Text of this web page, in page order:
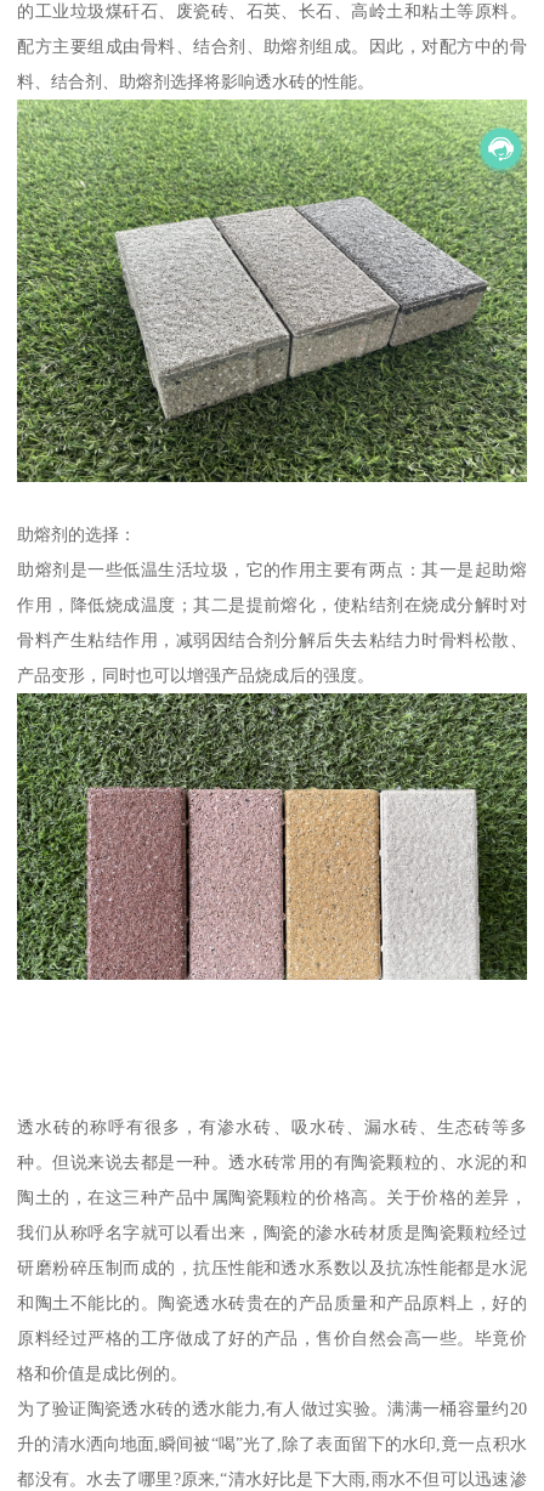
的工业垃圾煤矸石、废瓷砖、石英、长石、高岭土和粘土等原料。
配方主要组成由骨料、结合剂、助熔剂组成。因此，对配方中的骨
料、结合剂、助熔剂选择将影响透水砖的性能。
助熔剂的选择：
助熔剂是一些低温生活垃圾，它的作用主要有两点：其一是起助熔
作用，降低烧成温度；其二是提前熔化，使粘结剂在烧成分解时对
骨料产生粘结作用，减弱因结合剂分解后失去粘结力时骨料松散、
产品变形，同时也可以增强产品烧成后的强度。
透水砖的称呼有很多，有渗水砖、吸水砖、漏水砖、生态砖等多
种。但说来说去都是一种。透水砖常用的有陶瓷颗粒的、水泥的和
陶土的，在这三种产品中属陶瓷颗粒的价格高。关于价格的差异，
我们从称呼名字就可以看出来，陶瓷的渗水砖材质是陶瓷颗粒经过
研磨粉碎压制而成的，抗压性能和透水系数以及抗冻性能都是水泥
和陶土不能比的。陶瓷透水砖贵在的产品质量和产品原料上，好的
原料经过严格的工序做成了好的产品，售价自然会高一些。毕竟价
格和价值是成比例的。
为了验证陶瓷透水砖的透水能力,有人做过实验。满满一桶容量约20
升的清水洒向地面,瞬间被“喝”光了,除了表面留下的水印,竟一点积水
都没有。水去了哪里?原来,“清水好比是下大雨,雨水不但可以迅速渗